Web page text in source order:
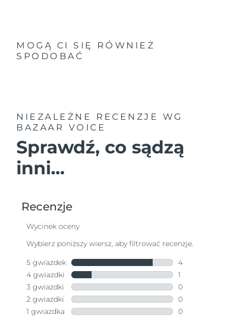
MOGĄ CI SIĘ RÓWNIEŻ
SPODOBAĆ
NIEZALEŻNE RECENZJE
WG
BAZAAR VOICE
Sprawdź, co sądzą
inni...